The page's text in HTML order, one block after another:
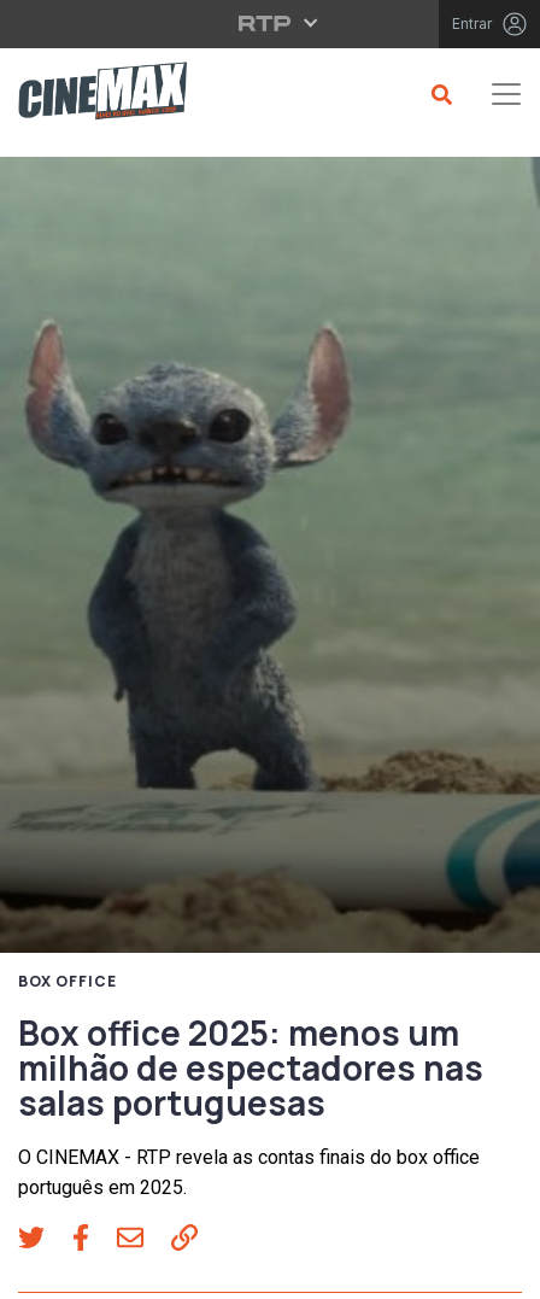
Saltar para o conteúdo principal Entrar
BOX OFFICE
Box office 2025: menos um
milhão de espectadores nas
salas portuguesas
O CINEMAX - RTP revela as contas finais do box office
português em 2025.